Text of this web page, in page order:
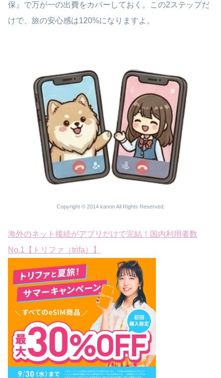
保』で万が一の出費をカバーしておく。この2ステップだ
けで、旅の安心感は120%になりますよ。
Copyright © 2014 kanon All Rights Reserved.
海外のネット接続がアプリだけで完結！国内利用者数
No.1【トリファ（trifa）】